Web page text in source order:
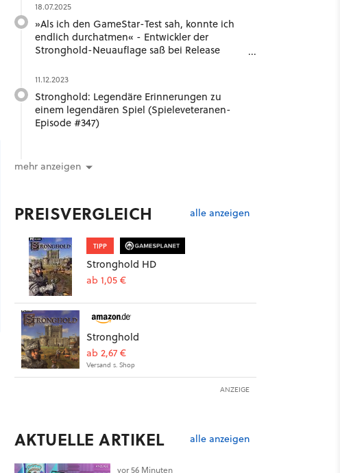
18.07.2025
»Als ich den GameStar-Test sah, konnte ich
endlich durchatmen« - Entwickler der
Stronghold-Neuauflage saß bei Release
11.12.2023
Stronghold: Legendäre Erinnerungen zu
einem legendären Spiel (Spieleveteranen-
Episode #347)
mehr anzeigen
PREISVERGLEICH alle anzeigen
TIPP
Stronghold HD
ab 1,05 €
Stronghold
ab 2,67 €
Versand s. Shop
ANZEIGE
AKTUELLE ARTIKEL alle anzeigen
vor 56 Minuten